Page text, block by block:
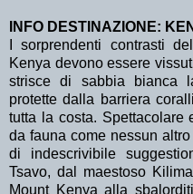
INFO DESTINAZIONE:
I sorprendenti contrasti
Kenya devono essere
strisce di sabbia bianca
protette dalla barriera
tutta la costa. Spettacolare
da fauna come nessun
di indescrivibile
Tsavo, dal maestoso
Mount Kenya alla